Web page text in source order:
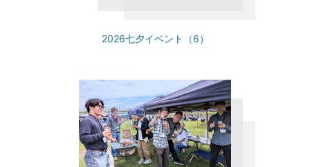
2026七夕イベント（6）